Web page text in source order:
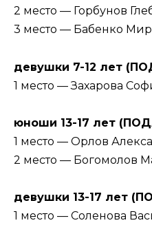
2 место — Горбунов
3 место — Бабенко
девушки 7-12 лет
1 место — Захарова
юноши 13-17 лет
1 место — Орлов
2 место — Богомолов
девушки 13-17 лет
1 место — Соленова